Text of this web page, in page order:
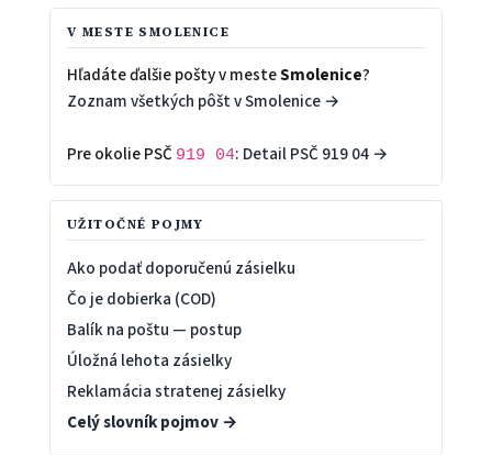
V MESTE SMOLENICE
Hľadáte ďalšie pošty v mesteSmolenice?
Zoznam všetkých pôšt v Smolenice →
Pre okolie PSČ 919 04: Detail PSČ 919 04 →
UŽITOČNÉ POJMY
Ako podať doporučenú zásielku
Čo je dobierka (COD)
Balík na poštu — postup
Úložná lehota zásielky
Reklamácia stratenej zásielky
Celý slovník pojmov →